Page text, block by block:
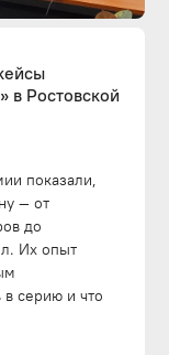
в Ростовской
показали,
— от
до
Их опыт
серию и что